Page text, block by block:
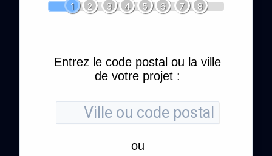
1 2 3 4 5 6 7 8
Entrez le code postal ou la ville
de votre projet :
ou